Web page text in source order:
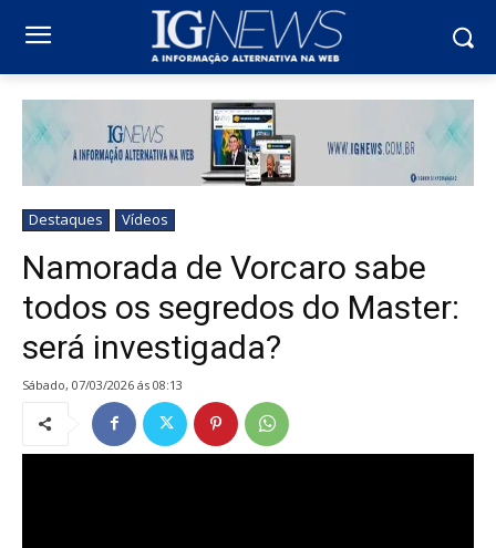
Destaques Vídeos
Namorada de Vorcaro sabe
todos os segredos do Master:
será investigada?
sábado, 07/03/2026 ás 08:13